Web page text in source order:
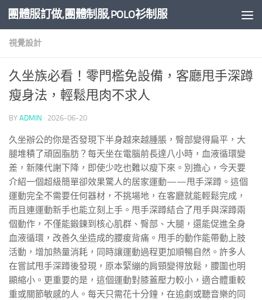
Skip to content
團體服訂做,團體制服,POLO衫制服
視覺設計
久坐族必看！零門檻免設備，客廳甩手深蹲
瘦身法，輕鬆甩肉不求人
BY ADMIN · 2026-06-20
久坐辦公的你是否發現下半身越來越腫脹，臀部變得扁平，大
腿堆積了頑固脂肪？每天坐在電腦前長達八小時，血液循環變
差，新陳代謝下降，即使少吃也難以瘦下來。別擔心，今天要
介紹一個超級簡單卻效果驚人的居家運動——甩手深蹲。這個
運動完全不需要任何器材，不挑場地，在客廳就能輕鬆完成，
而且連運動新手也能立刻上手。甩手深蹲結合了甩手與深蹲兩
個動作，不僅能鍛鍊到核心肌群、臀部、大腿，還能促進全身
血液循環，改善久坐造成的腰痠背痛。甩手的動作能帶動上肢
活動，增加熱量消耗，同時讓運動過程更加順暢自然。許多人
在嘗試甩手深蹲後發現，原本緊繃的肩頸變得放鬆，腰圍也明
顯縮小。更重要的是，這個運動對膝蓋壓力較小，適合體重較
重或關節敏感的人。每天只需花十分鐘，在追劇或聽音樂的同